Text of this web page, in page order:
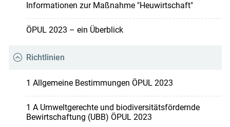
Informationen zur Maßnahme "Heuwirtschaft"
ÖPUL 2023 – ein Überblick
Richtlinien
1 Allgemeine Bestimmungen ÖPUL 2023
1 A Umweltgerechte und biodiversitätsfördernde
Bewirtschaftung (UBB) ÖPUL 2023